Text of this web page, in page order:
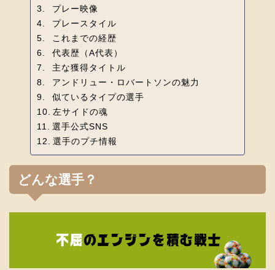
プレー映像
プレースタイル
これまでの経歴
代表歴（A代表）
主な獲得タイトル
アンドリュー・ロバートソンの魅力
似ているタイプの選手
左サイドの魂
選手公式SNS
選手のプチ情報
どんな選手？